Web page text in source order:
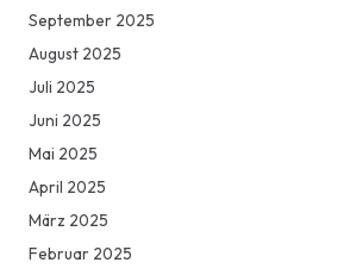
September 2025
August 2025
Juli 2025
Juni 2025
Mai 2025
April 2025
März 2025
Februar 2025